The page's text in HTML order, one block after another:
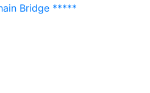
Bridge *****